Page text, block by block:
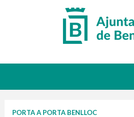
PORTA A PORTA BENLLOC